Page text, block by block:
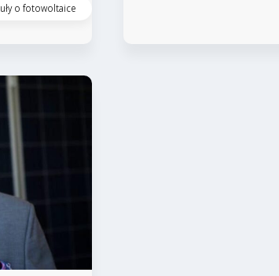
o fotowoltaice